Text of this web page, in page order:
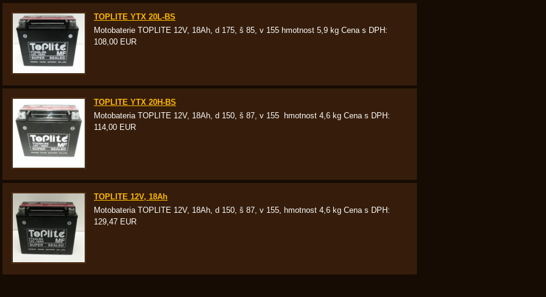
TOPLITE YTX 20L-BS
Motobaterie TOPLITE 12V, 18Ah, d 175, š 85, v 155 hmotnost 5,9 kg Cena s DPH:
108,00 EUR
TOPLITE YTX 20H-BS
Motobateria TOPLITE 12V, 18Ah, d 150, š 87, v 155 hmotnost 4,6 kg Cena s DPH:
114,00 EUR
TOPLITE 12V, 18Ah
Motobateria TOPLITE 12V, 18Ah, d 150, š 87, v 155, hmotnost 4,6 kg Cena s DPH:
129,47 EUR